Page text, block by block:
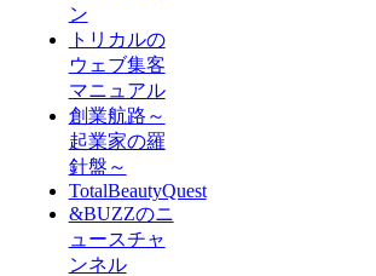
ン
トリカルの
ウェブ集客
マニュアル
創業航路～
起業家の羅
針盤～
TotalBeautyQuest
&BUZZのニ
ュースチャ
ンネル